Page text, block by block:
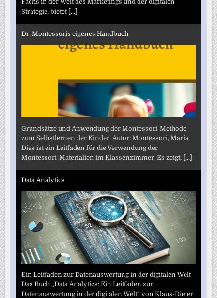
Fachs in der Welt des Marketings und der digitalen
Strategie, bietet [...]
Dr. Montessoris eigenes Handbuch
Grundsätze und Anwendung der Montessori-Methode
zum Selbstlernen der Kinder. Autor: Montessori, Maria.
Dies ist ein Leitfaden für die Verwendung der
Montessori-Materialien im Klassenzimmer. Es zeigt, [...]
Data Analytics
Ein Leitfaden zur Datenauswertung in der digitalen Welt
Das Buch „Data Analytics: Ein Leitfaden zur
Datenauswertung in der digitalen Welt“ von Klaus-Dieter